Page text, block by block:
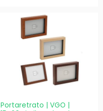
Portaretrato | VGO |